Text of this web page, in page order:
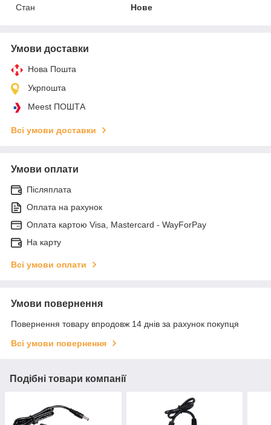
Стан
Нове
Умови доставки
Нова Пошта
Укрпошта
Meest ПОШТА
Всі умови доставки
Умови оплати
Післяплата
Оплата на рахунок
Оплата картою Visa, Mastercard - WayForPay
На карту
Всі умови оплати
Умови повернення
Повернення товару впродовж 14 днів за рахунок покупця
Всі умови повернення
Подібні товари компанії